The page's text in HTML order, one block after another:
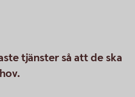
tjänster så att de ska